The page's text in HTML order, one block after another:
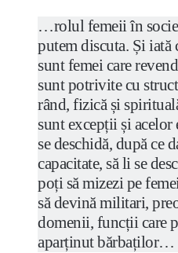
…rolul femeii în
putem discuta. Și iată
sunt femei care
sunt potrivite cu
rând, fizică și
sunt excepții și
se deschidă, după ce
capacitate, să li se
poți să mizezi pe
să devină militari,
domenii, funcții care
aparținut bărbaților…